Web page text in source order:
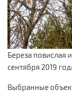
Береза повислая
сентября 2019
Выбранные